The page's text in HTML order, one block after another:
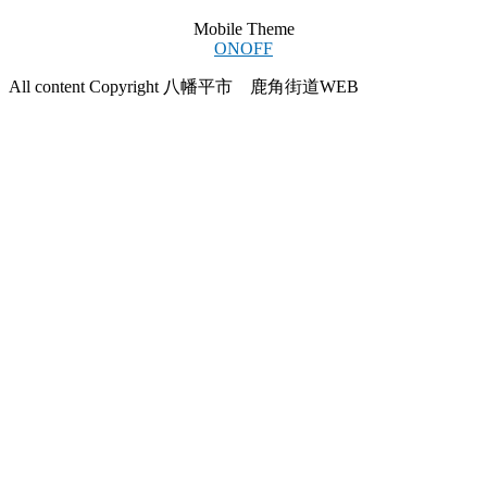
Mobile Theme
ONOFF
All content Copyright 八幡平市 鹿角街道WEB